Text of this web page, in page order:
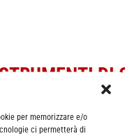
per memorizzare e/o
ci permetterà di
DI